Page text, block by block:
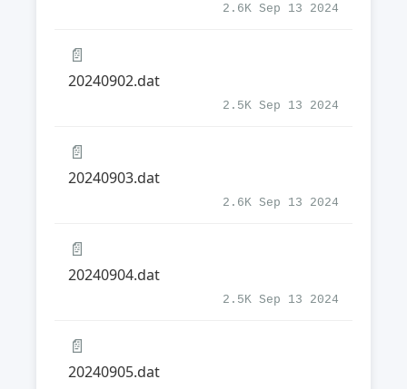
2.6K Sep 13 2024
📄
20240902.dat
2.5K Sep 13 2024
📄
20240903.dat
2.6K Sep 13 2024
📄
20240904.dat
2.5K Sep 13 2024
📄
20240905.dat